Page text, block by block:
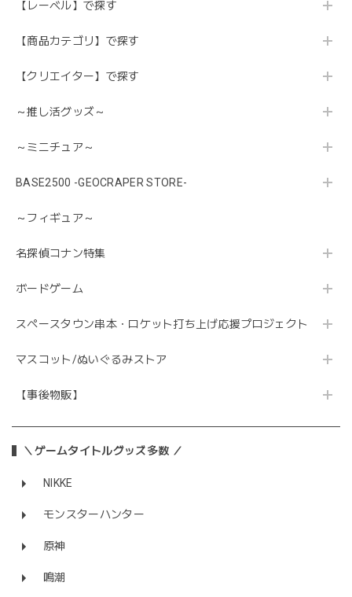
【レーベル】で探す
【商品カテゴリ】で探す
【クリエイター】で探す
～推し活グッズ～
～ミニチュア～
BASE2500 -GEOCRAPER STORE-
～フィギュア～
名探偵コナン特集
ボードゲーム
スペースタウン串本・ロケット打ち上げ応援プロジェクト
マスコット/ぬいぐるみストア
【事後物販】
＼ゲームタイトルグッズ多数 ／
NIKKE
モンスターハンター
原神
鳴潮